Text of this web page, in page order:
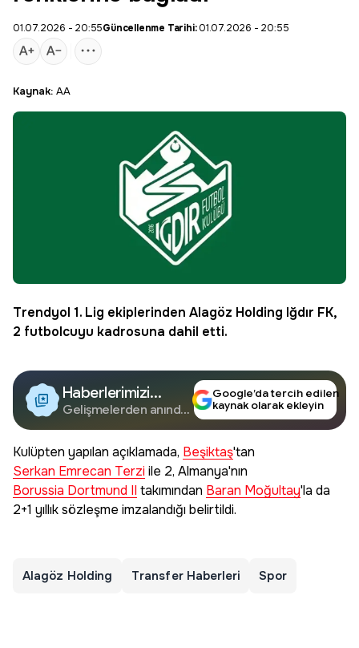
01.07.2026 - 20:55Güncellenme Tarihi:01.07.2026 - 20:55
Kaynak: AA
Trendyol 1. Lig ekiplerinden Alagöz Holding Iğdır FK,
2 futbolcuyu kadrosuna dahil etti.
Haberlerimizi
Google'da Takip
Edin
Gelişmelerden anında
Google’da tercih edilen
kaynak olarak ekleyin
Kulüpten yapılan açıklamada, Beşiktaş'tan
Serkan Emrecan Terziile 2, Almanya'nın
Borussia Dortmund IItakımından Baran Moğultay'la da
2+1 yıllık sözleşme imzalandığı belirtildi.
Alagöz Holding Transfer Haberleri Spor